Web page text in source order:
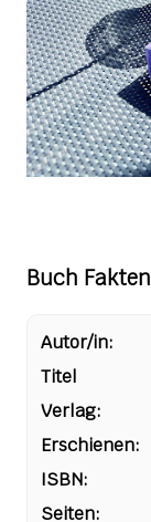
Buch Fakten
Autor/in:
Titel
Verlag:
Erschienen:
ISBN:
Seiten: